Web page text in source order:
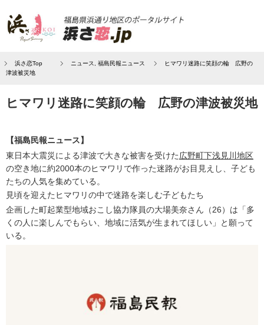
浜さ恋Top ニュース 福島民報ニュース
ヒマワリ迷路に笑顔の輪 広野の
津波被災地
ヒマワリ迷路に笑顔の輪 広野の津波被災地
【福島民報ニュース】
東日本大震災による津波で大きな被害を受けた広野町下浅見川地区
の空き地に約2000本のヒマワリで作った迷路がお目見えし、子ども
たちの人気を集めている。
見頃を迎えたヒマワリの中で迷路を楽しむ子どもたち
企画した町起業型地域おこし協力隊員の大場美奈さん（26）は「多
くの人に楽しんでもらい、地域に活気が生まれてほしい」と願って
いる。